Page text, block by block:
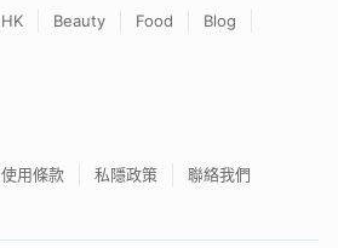
HK Beauty Food
Blog
使用條款 私隱政策 聯絡我們